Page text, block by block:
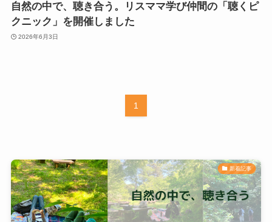
自然の中で、聴き合う。リスママ学び仲間の「聴くピ
クニック」を開催しました
2026年6月3日
1
新着記事